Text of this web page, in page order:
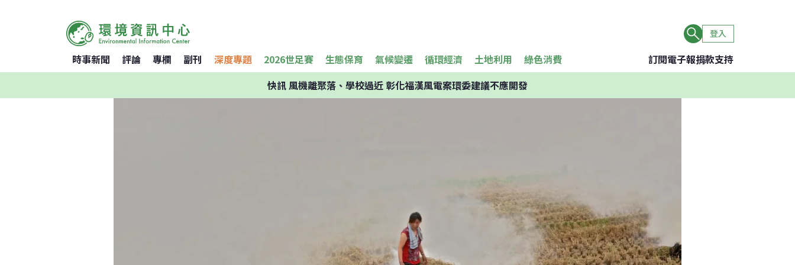
登入
時事新聞 評論 專欄 副刊 深度專題 2026世足賽 生態保育 氣候變遷 循環經濟 土地利用 綠色消費 訂閱電子報捐款支持
快訊風機離聚落、學校過近 彰化福漢風電案環委建議不應開發